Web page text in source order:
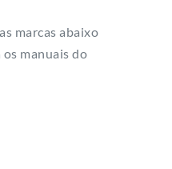
marcas abaixo
manuais do